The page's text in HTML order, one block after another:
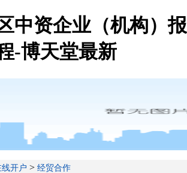
中资企业（机构）报
-博天堂最新
开户 > 经贸合作